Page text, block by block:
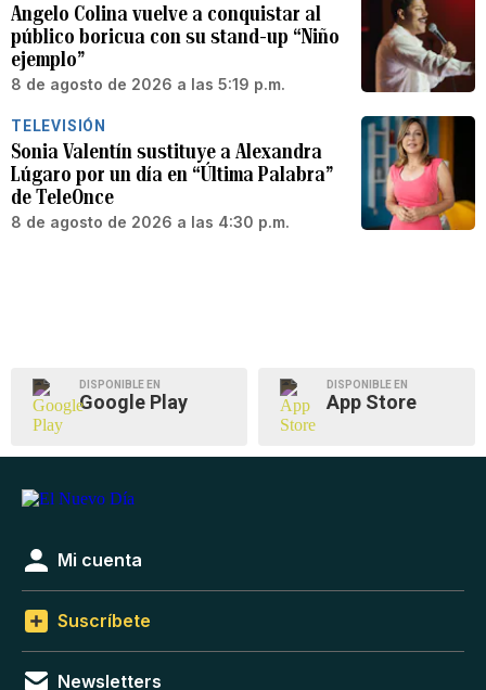
Angelo Colina vuelve a conquistar al
público boricua con su stand-up “Niño
ejemplo”
8 de agosto de 2026 a las 5:19 p.m.
TELEVISIÓN
Sonia Valentín sustituye a Alexandra
Lúgaro por un día en “Última Palabra”
de TeleOnce
8 de agosto de 2026 a las 4:30 p.m.
DISPONIBLE EN
Google Play
DISPONIBLE EN
App Store
Mi cuenta
Suscríbete
Newsletters